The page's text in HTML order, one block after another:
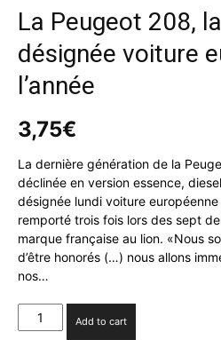
La Peugeot 208,
désignée voiture
l’année
3,75€
La dernière génération de la
déclinée en version essence,
désignée lundi voiture européenne
remporté trois fois lors des sept
marque française au lion. «Nous
d’être honorés (…) nous allons
nos…
Peugeot
Add to cart